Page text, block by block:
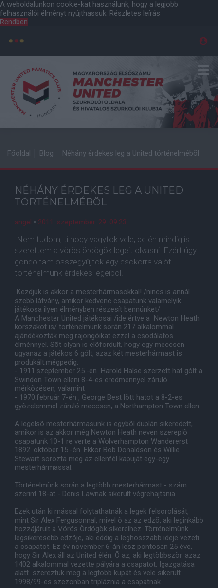
A weboldalunkon cookie-kat használunk, hogy a legjobb
felhasználói élményt nyújthassuk. Részletes leírás
Rendben
Főoldal Blog Néhány érdekes leg a United történelmébõl
NÉHÁNY ÉRDEKES LEG A UNITED
TÖRTÉNELMÉBÕL
angel • 2011. szeptember. 29. 09:23
Nem tudom, ti hogy vagytok vele, de én mindig is
szerettem a vörös ördögök legeit olvasni. Ezért úgy
gondoltam összegyûjtök egy csokorra valót
történelmünk érdekes legeibõl.
Kezdjük is akkor a mesterhármasokkal! /nincs is annál
szebb látvány, amikor kedvenc csapatunk valamelyik
játékosa ilyen élményben részesít bennünket/
A Manchester United játékosai /ide értve a Newton Heath
korszakot is/ történelmünk során 217 alkalommal
ajándékozták meg rajongóikat ezzel a csodálatos
élménnyel. Sõt olyan is elõfordult, hogy egy meccsen
ugyanaz a játékos 6 gólt, azaz két mesterhármast is
produkált,mégpedig:
- 1911.szeptember 25.-én Harold Halse szerzett hat gólt a
Swindon Town elleni 8-4-es eredménnyel záruló
mérkõzésen, valamint
- 1970.február 7-én , George Best lõtt hatot a 8-2-es
gyõzelemmel záruló meccsen, a Northampton Town ellen.
A legelsõ mesterhármasunk is egybõl duplán sikeredett,
amikor is az akkor még Newton Heath néven szereplõ
csapatunk 10-1 re verte a Wolverhampton Wandererst
1892. október 15.-én. Ekkor Bob Donaldson és Willie
Stewart sorozta meg az ellenfél kapuját egy-egy
mesterhármassal.
Történelmünk során a legtöbb mesterhármast - szám
szerint 18-at - Denis Lawnak sikerült végrehajtania.
Ezek után ki mással folytathatnák a legek felsorolását,
mint Sir Alex Fergusonnal, mivel õ az az edzõ, aki leginkább
hozzájárult a Vörös Ördögök sikereihez. Történelmünk
legsikeresebb edzõje, aki eddig a leghosszabb ideje vezeti
a csapatot. Ez év november 6-án lesz pontosan 25 éve,
hogy Sir Alex áll az United élén. Õ az, aki legtöbbször, azaz
1402 alkalommal vezette pályára a csapatot. Igazgatása
alatt szereztük meg a legtöbb kupát és vele sikerült
1998/99-es szezonban tripláznia a csapatnak.